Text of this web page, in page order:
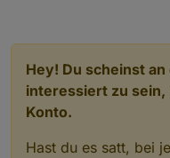
Hey! Du scheinst
interessiert zu sein,
Konto.
Hast du es satt, bei